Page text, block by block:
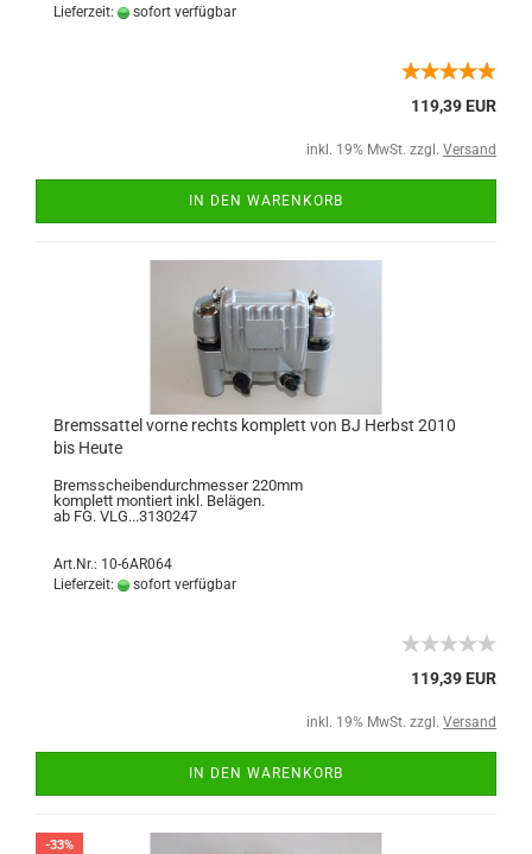
Lieferzeit:
sofort verfügbar
119,39 EUR
inkl. 19% MwSt. zzgl. Versand
IN DEN WARENKORB
Bremssattel vorne rechts komplett von BJ Herbst 2010
bis Heute
Bremsscheibendurchmesser 220mm
komplett montiert inkl. Belägen.
ab FG. VLG...3130247
Art.Nr.: 10-6AR064
Lieferzeit:
sofort verfügbar
119,39 EUR
inkl. 19% MwSt. zzgl. Versand
IN DEN WARENKORB
-33%